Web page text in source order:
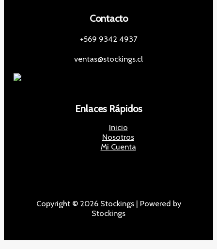
Contacto
+569 9342 4937
ventas@stockings.cl
Enlaces Rápidos
Inicio
Nosotros
Mi Cuenta
Copyright © 2026 Stockings | Powered by
Stockings